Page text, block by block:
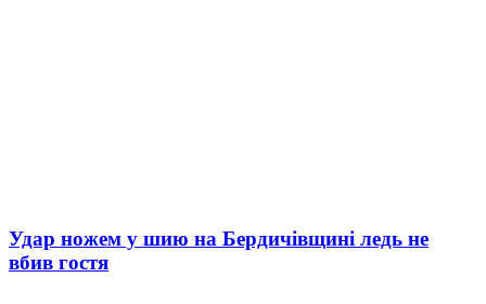
Удар ножем у шию на Бердичівщині ледь не
вбив гостя